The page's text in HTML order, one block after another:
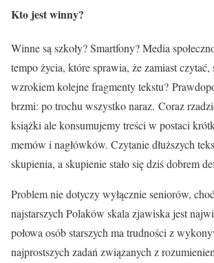
Kto jest winny?
Winne są szkoły? Smartfony? Media
tempo życia, które sprawia, że zamiast czytać,
wzrokiem kolejne fragmenty tekstu?
brzmi: po trochu wszystko naraz. Coraz
książki ale konsumujemy treści w postaci
memów i nagłówków. Czytanie dłuższych
skupienia, a skupienie stało się dziś dobrem
Problem nie dotyczy wyłącznie seniorów,
najstarszych Polaków skala zjawiska jest
połowa osób starszych ma trudności z
najprostszych zadań związanych z